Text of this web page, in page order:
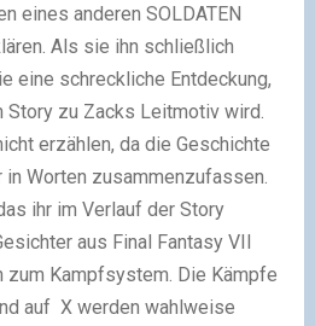
eines anderen SOLDATEN
Als sie ihn schließlich
eine schreckliche Entdeckung,
zu Zacks Leitmotiv wird.
erzählen, da die Geschichte
Worten zusammenzufassen.
ihr im Verlauf der Story
aus Final Fantasy VII
zum Kampfsystem. Die Kämpfe
auf X werden wahlweise